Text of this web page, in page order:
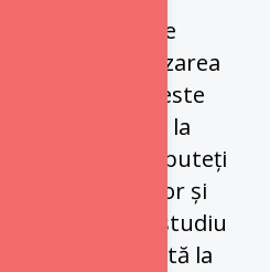
să recupereze
Prin utilizarea
invoca aceste
pozitive la
Prin urmare, puteți
clienților și
de un studiu
aliniată la